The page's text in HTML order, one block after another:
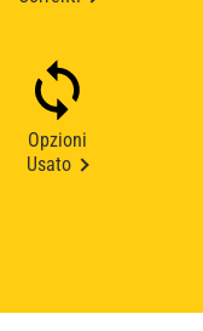
Opzioni
Usato